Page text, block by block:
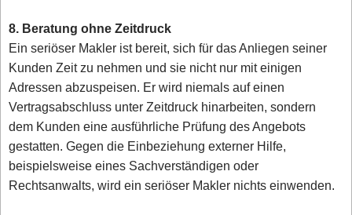
8. Beratung ohne Zeitdruck
Ein seriöser Makler ist bereit, sich für das Anliegen seiner
Kunden Zeit zu nehmen und sie nicht nur mit einigen
Adressen abzuspeisen. Er wird niemals auf einen
Vertragsabschluss unter Zeitdruck hinarbeiten, sondern
dem Kunden eine ausführliche Prüfung des Angebots
gestatten. Gegen die Einbeziehung externer Hilfe,
beispielsweise eines Sachverständigen oder
Rechtsanwalts, wird ein seriöser Makler nichts einwenden.